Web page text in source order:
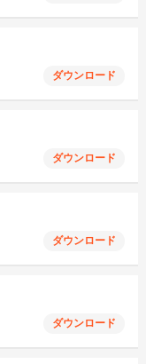
ダウンロード
ダウンロード
ダウンロード
ダウンロード